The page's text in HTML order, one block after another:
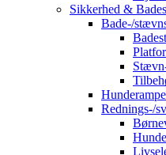
Sikkerhed &
Bade-/
Hunderampe
Rednings-/